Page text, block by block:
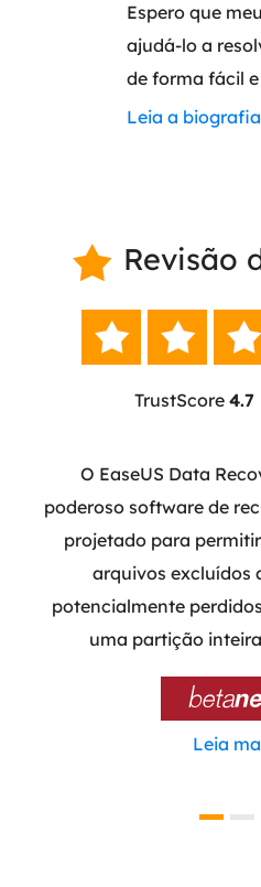
Espero que
ajudá-lo a
de forma fácil
Leia a
 Revisão
  
TrustScore 4.7
O EaseUS Data
poderoso software de
projetado para
arquivos excluídos
potencialmente
uma partição
Leia